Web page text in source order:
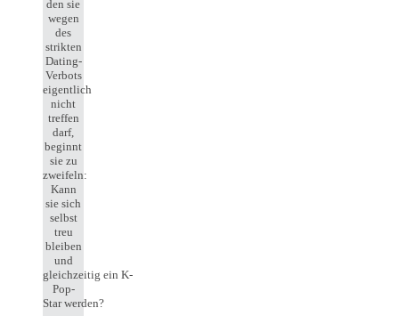
den sie
wegen
des
strikten
Dating-
Verbots
eigentlich
nicht
treffen
darf,
beginnt
sie zu
zweifeln:
Kann
sie sich
selbst
treu
bleiben
und
gleichzeitig ein K-
Pop-
Star werden?